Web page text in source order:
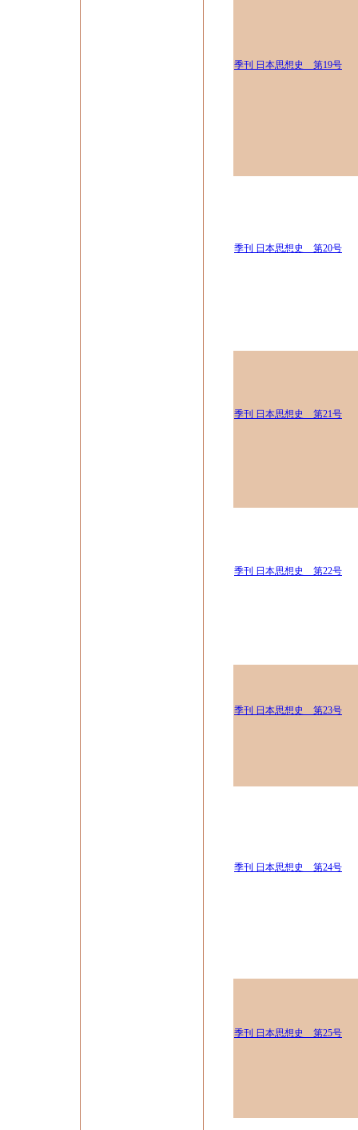
季刊 日本思想史 第19号
季刊 日本思想史 第20号
季刊 日本思想史 第21号
季刊 日本思想史 第22号
季刊 日本思想史 第23号
季刊 日本思想史 第24号
季刊 日本思想史 第25号